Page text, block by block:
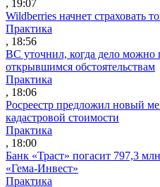
, 19:07
Wildberries начнет страховать
Практика
, 18:56
ВС уточнил, когда дело можно
открывшимся обстоятельствам
Практика
, 18:06
Росреестр предложил новый
кадастровой стоимости
Практика
, 18:00
Банк «Траст» погасит 797,3
«Гема-Инвест»
Практика